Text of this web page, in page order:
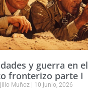
y guerra en el
fronterizo parte I
Muñoz 10 junio, 2026